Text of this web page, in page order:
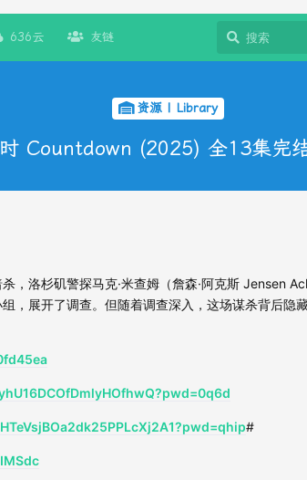
636云 友链
资源 | Library
时 Countdown (2025) 全13集完
洛杉矶警探马克·米查姆（詹森·阿克斯 Jensen
，展开了调查。但随着调查深入，这场谋杀背后隐
#